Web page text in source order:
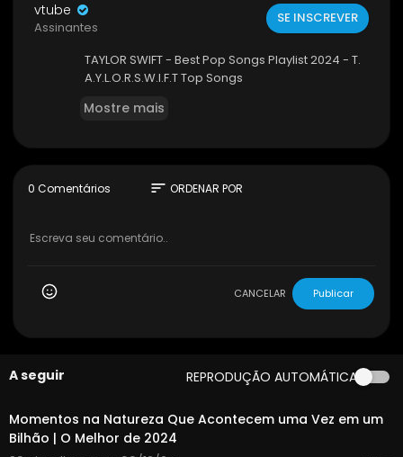
vtube
Assinantes
SE INSCREVER
TAYLOR SWIFT - Best Pop Songs Playlist 2024 - T.
A.Y.L.O.R.S.W.I.F.T Top Songs
Mostre mais
0 Comentários sort ORDENAR POR
CANCELAR Publicar
A seguir REPRODUÇÃO AUTOMÁTICA
00:30:45
Momentos na Natureza Que Acontecem uma Vez em um
Bilhão | O Melhor de 2024